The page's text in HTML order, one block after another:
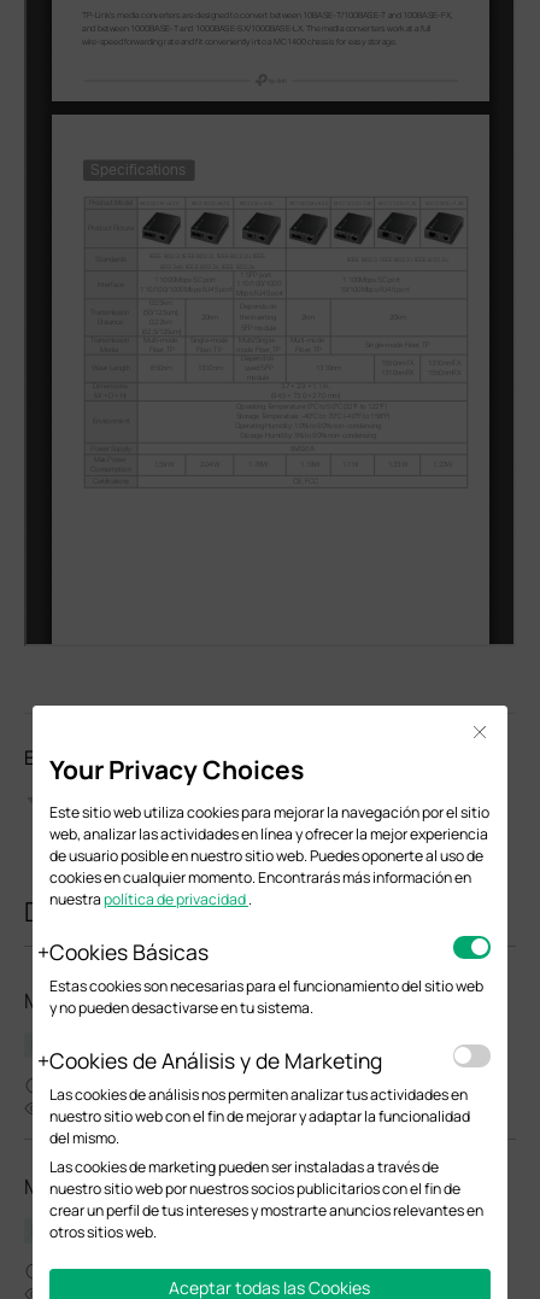
Evalúa este documento
Documentos relacionados
MC220L(UN)_V4.26_Datasheet
12-15-2023
2706
MC220L(UN)_V5.20_Datasheet
Ficha Técnica
08-30-2025
Your Privacy Choices
Este sitio web utiliza cookies para mejorar la navegación por el sitio
web, analizar las actividades en línea y ofrecer la mejor experiencia
de usuario posible en nuestro sitio web. Puedes oponerte al uso de
cookies en cualquier momento. Encontrarás más información en
nuestrapolítica de privacidad.
Cookies Básicas
Estas cookies son necesarias para el funcionamiento del sitio web
y no pueden desactivarse en tu sistema.
Cookies de Análisis y de Marketing
Las cookies de análisis nos permiten analizar tus actividades en
nuestro sitio web con el fin de mejorar y adaptar la funcionalidad
del mismo.
Las cookies de marketing pueden ser instaladas a través de
nuestro sitio web por nuestros socios publicitarios con el fin de
crear un perfil de tus intereses y mostrarte anuncios relevantes en
otros sitios web.
Aceptar todas las Cookies
Close